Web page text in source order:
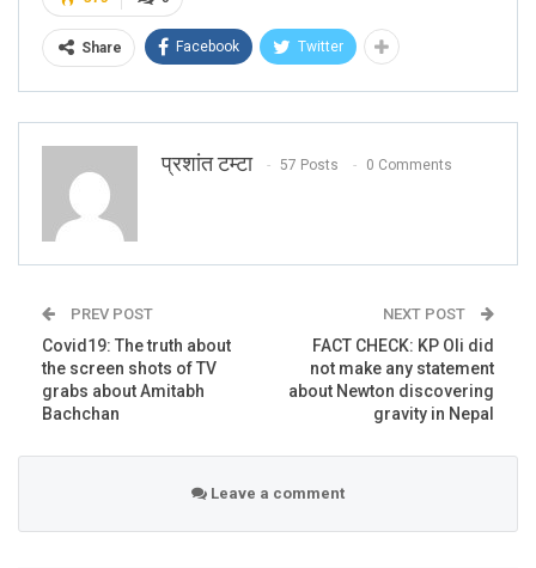
Just see what breaking news is on@aajtak
#ShameOnAajTak
pic.twitter.com/68aeAMWTDZ
2020
World’s best Godi Media ‘Sutra’ reporting
directly from COVID19 patients toilet.
pic.twitter.com/I06QCSm7sr
(@indian_armada)
Share Facebook Twitter
प्रशांत टम्टा 57 Posts 0 Comments
PREV POST
Covid19: The truth about
the screen shots of TV
grabs about Amitabh
Bachchan
NEXT POST
FACT CHECK: KP Oli did
not make any statement
about Newton discovering
gravity in Nepal
Leave a comment